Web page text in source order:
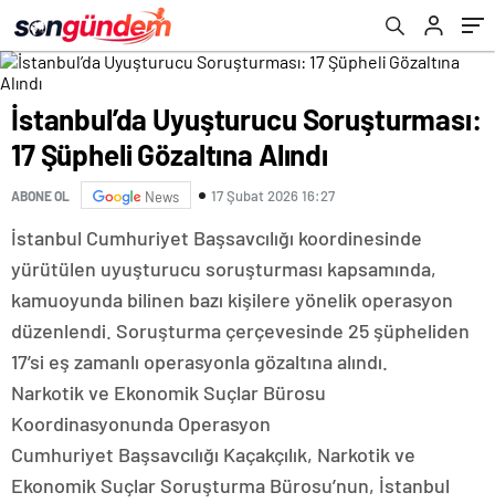
İstanbul’da Uyuşturucu Soruşturması:
17 Şüpheli Gözaltına Alındı
ABONE OL News 17 Şubat 2026 16:27
İstanbul Cumhuriyet Başsavcılığı koordinesinde
yürütülen uyuşturucu soruşturması kapsamında,
kamuoyunda bilinen bazı kişilere yönelik operasyon
düzenlendi. Soruşturma çerçevesinde 25 şüpheliden
17’si eş zamanlı operasyonla gözaltına alındı.
Narkotik ve Ekonomik Suçlar Bürosu
Koordinasyonunda Operasyon
Cumhuriyet Başsavcılığı Kaçakçılık, Narkotik ve
Ekonomik Suçlar Soruşturma Bürosu’nun, İstanbul